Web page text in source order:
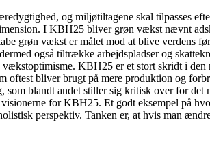
og miljøtiltagene skal tilpasses
I KBH25 bliver grøn vækst nævnt
grøn vækst er målet mod at blive verdens
også tiltrække arbejdspladser og
KBH25 er et stort skridt i
bliver brugt på mere produktion og
blandt andet stiller sig kritisk over for
for KBH25. Et godt eksempel på
perspektiv. Tanken er, at hvis man